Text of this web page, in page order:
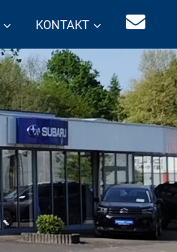
KONTAKT